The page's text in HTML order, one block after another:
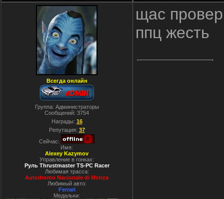
Всегда онлайн
Группа: Администраторы
Сообщений: 3754
Награды: 16
Репутация: 37
Сейчас:
Имя:
Alexey Kazymov
Управление в гонках:
Руль Thrustmaster TS-PC Racer
Любимая трасса:
Autodromo Nacionale di Monza
Любимый авто:
Ferrari
Медальки:
щас
ппц жесть